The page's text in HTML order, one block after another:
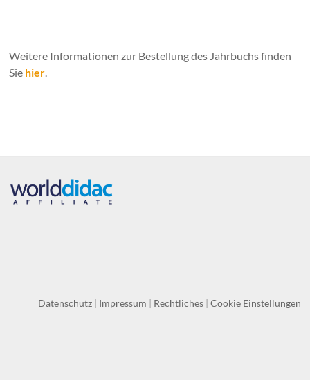
Weitere Informationen zur Bestellung des Jahrbuchs finden
Sie hier.
Datenschutz| Impressum | Rechtliches| Cookie Einstellungen